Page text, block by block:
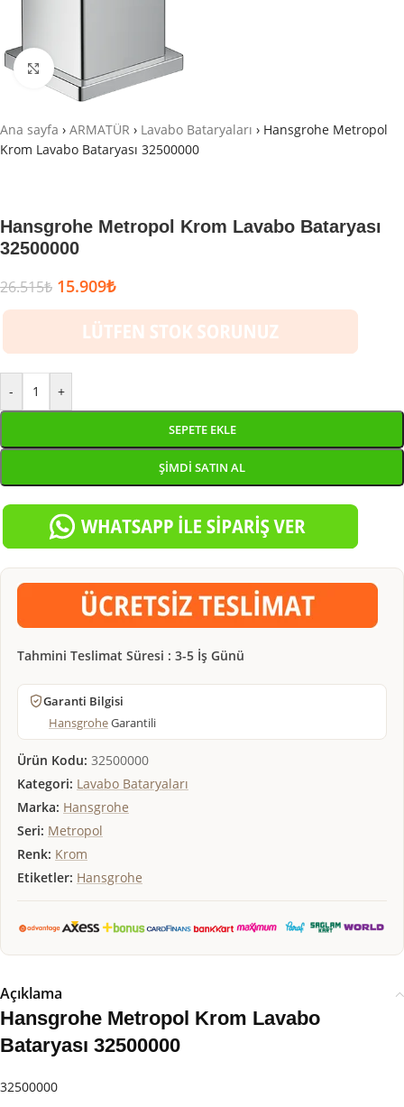
Büyütmek için tıklayın
Ana sayfa › ARMATÜR › Lavabo Bataryaları › Hansgrohe Metropol
Krom Lavabo Bataryası 32500000
Hansgrohe Metropol Krom Lavabo Bataryası
32500000
26.515₺ 15.909₺
- +
SEPETE EKLE
ŞIMDI SATIN AL
Tahmini Teslimat Süresi : 3-5 İş Günü
Garanti Bilgisi
HansgroheGarantili
Ürün Kodu: 32500000
Kategori: Lavabo Bataryaları
Marka: Hansgrohe
Seri: Metropol
Renk: Krom
Etiketler: Hansgrohe
Açıklama
Hansgrohe Metropol Krom Lavabo
Bataryası 32500000
32500000